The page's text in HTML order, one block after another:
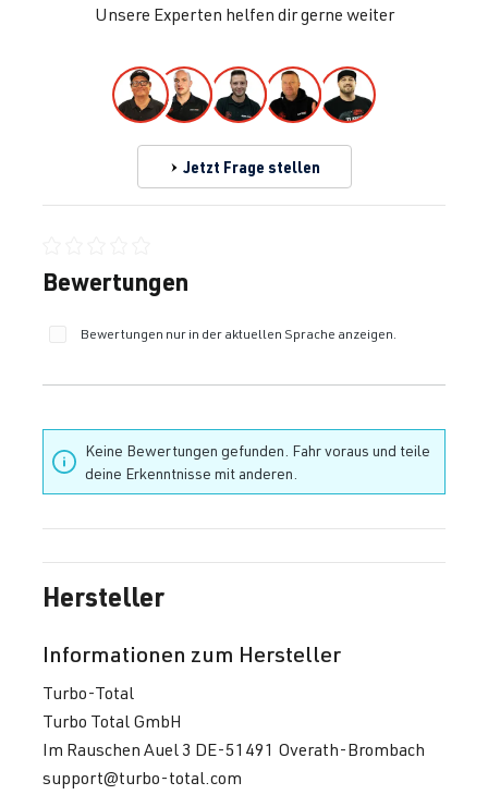
Unsere Experten helfen dir gerne weiter
Jetzt Frage stellen
Durchschnittliche Bewertung von 0 von 5 Sternen
Bewertungen
Bewertungen nur in der aktuellen Sprache anzeigen.
Keine Bewertungen gefunden. Fahr voraus und teile
deine Erkenntnisse mit anderen.
Hersteller
Informationen zum Hersteller
Turbo-Total
Turbo Total GmbH
Im Rauschen Auel 3 DE-51491 Overath-Brombach
support@turbo-total.com